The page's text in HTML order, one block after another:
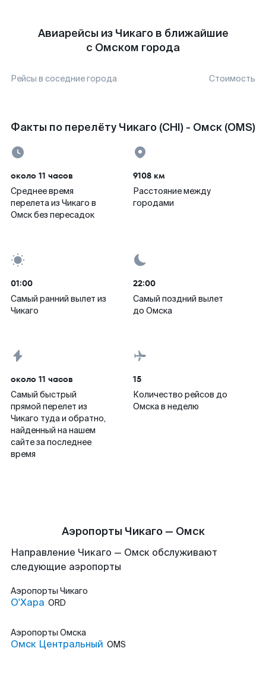
Авиарейсы из Чикаго в ближайшие
с Омском города
Рейсы в соседние города Стоимость
Факты по перелёту Чикаго (CHI) - Омск (OMS)
около 11 часов
Среднее время
перелета из Чикаго в
Омск без пересадок
9108 км
Расстояние между
городами
01:00
Самый ранний вылет из
Чикаго
22:00
Самый поздний вылет
до Омска
около 11 часов
Самый быстрый
прямой перелет из
Чикаго туда и обратно,
найденный на нашем
сайте за последнее
время
15
Количество рейсов до
Омска в неделю
Аэропорты Чикаго — Омск
Направление Чикаго — Омск обслуживают
следующие аэропорты
Аэропорты Чикаго
О'Хара ORD
Аэропорты Омска
Омск Центральный OMS